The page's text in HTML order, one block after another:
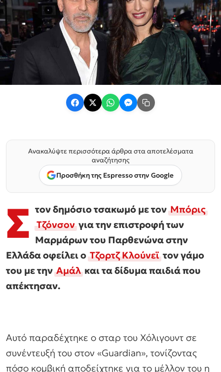
Ανακαλύψτε περισσότερα άρθρα στα αποτελέσματα
αναζήτησης
Προσθήκη της Espresso στην Google
Σ τον δημόσιο τσακωμό με τονΜπόρις
Τζόνσονγια την επιστροφή των
Μαρμάρων του Παρθενώνα στην
Ελλάδα οφείλει οΤζορτζ Κλούνεϊτον γάμο
του με τηνΑμάλκαι τα δίδυμα παιδιά που
απέκτησαν.
Αυτό παραδέχτηκε ο σταρ του Χόλιγουντ σε
συνέντευξή του στον «Guardian», τονίζοντας
πόσο κομβική αποδείχτηκε για το μέλλον του η